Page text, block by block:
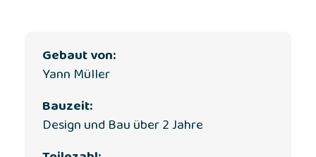
Gebaut von:
Yann Müller
Bauzeit:
Design und Bau über 2 Jahre